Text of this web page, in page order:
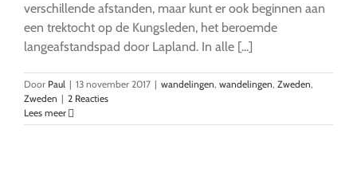
verschillende afstanden, maar kunt er ook beginnen aan
een trektocht op de Kungsleden, het beroemde
langeafstandspad door Lapland. In alle [...]
Door Paul | 13 november 2017 | wandelingen, wandelingen, Zweden,
Zweden | 2 Reacties
Lees meer